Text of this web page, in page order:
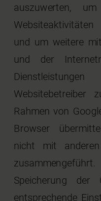
auszuwerten,
und um weitere
und der
Websitebetreiber
Rahmen von
Browser
nicht mit
Speicherung der
entsprechende